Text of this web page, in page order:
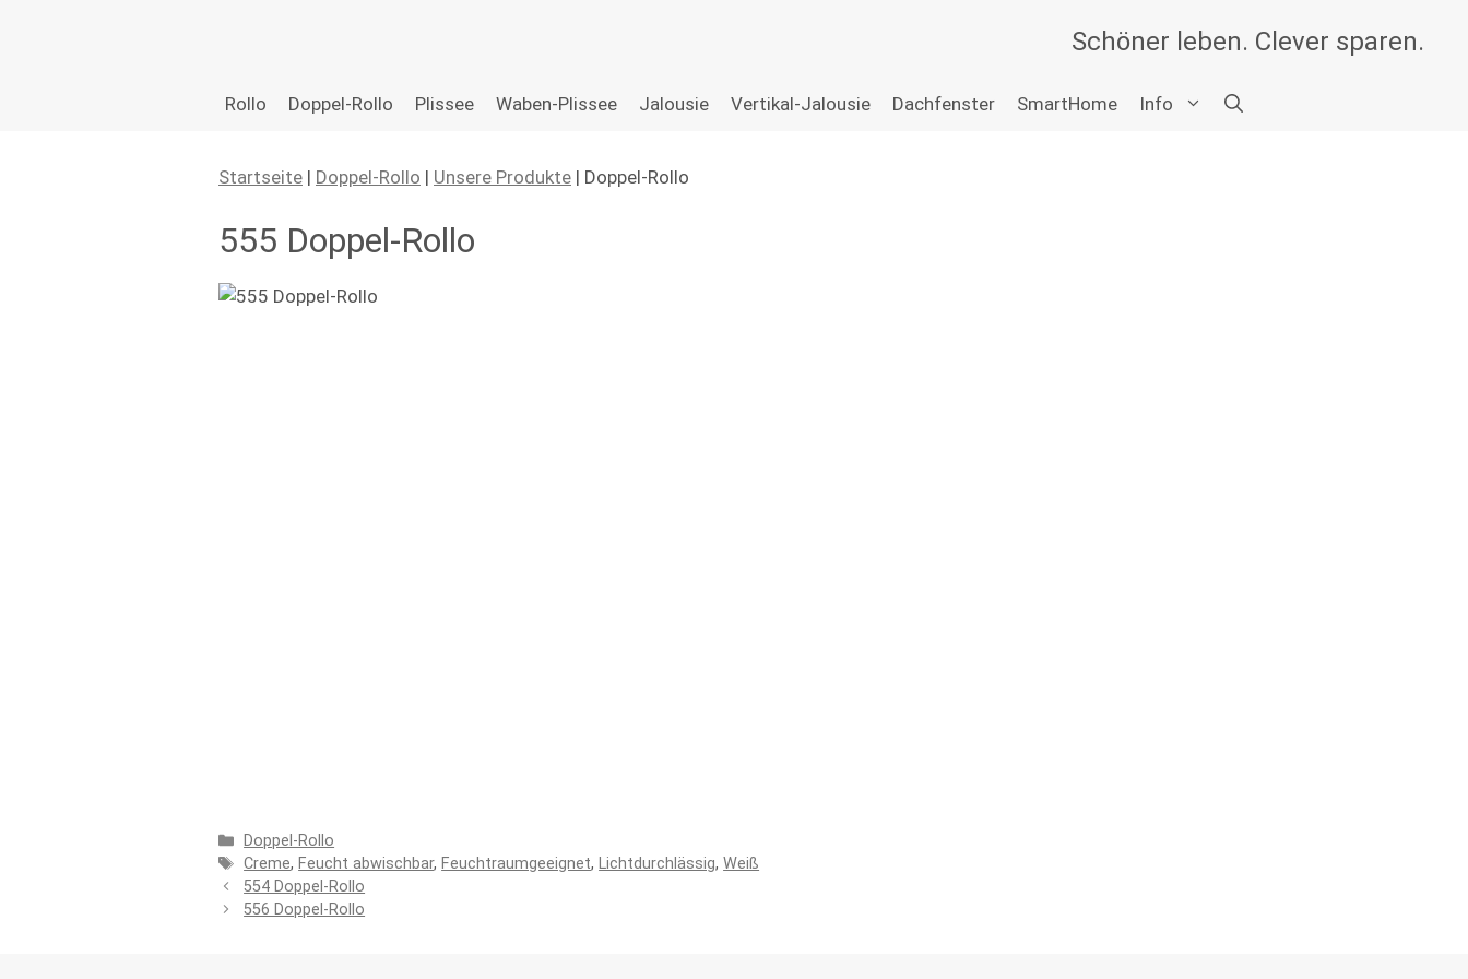
Schöner leben. Clever sparen.
Rollo Doppel-Rollo Plissee Waben-Plissee Jalousie Vertikal-Jalousie Dachfenster SmartHome Info
Startseite | Doppel-Rollo | Unsere Produkte | Doppel-Rollo
555 Doppel-Rollo
Kategorien
Doppel-Rollo
Schlagwörter
Creme, Feucht abwischbar, Feuchtraumgeeignet, Lichtdurchlässig,Weiß
554 Doppel-Rollo
556 Doppel-Rollo